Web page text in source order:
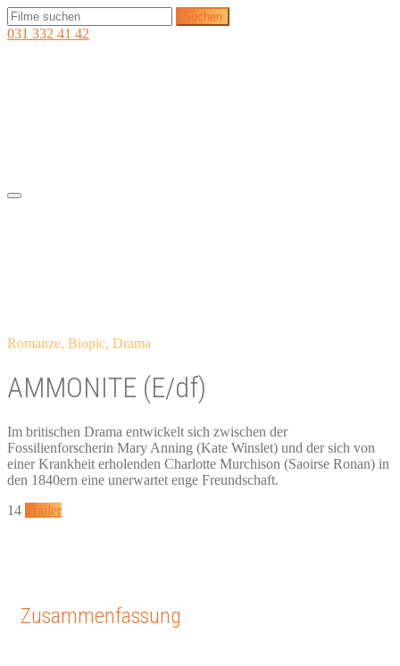
031 332 41 42
Romanze, Biopic, Drama
AMMONITE (E/df)
Im britischen Drama entwickelt sich zwischen der
Fossilienforscherin Mary Anning (Kate Winslet) und der sich von
einer Krankheit erholenden Charlotte Murchison (Saoirse Ronan) in
den 1840ern eine unerwartet enge Freundschaft.
14
Trailer
Zusammenfassung